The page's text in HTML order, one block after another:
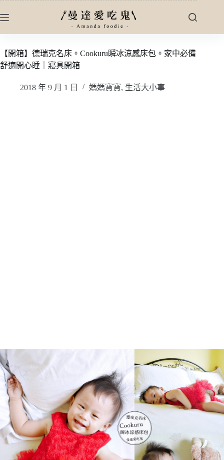
至
內
容
【開箱】德瑞克名床。Cookuru瞬冰涼感床包。家中必備
舒適開心睡｜寢具開箱
2018 年 9 月 1 日 媽媽寶寶, 生活大小事